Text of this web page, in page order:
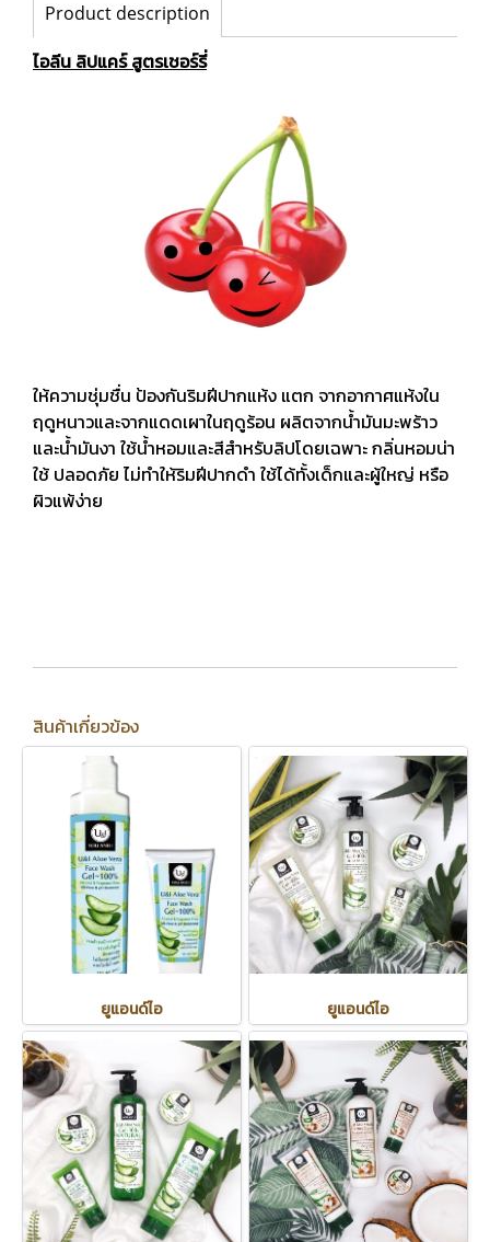
Product description
ไอลีน ลิปแคร์ สูตรเชอร์รี่
ให้ความชุ่มชื่น ป้องกันริมฝีปากแห้ง แตก จากอากาศแห้งใน
ฤดูหนาวและจากแดดเผาในฤดูร้อน ผลิตจากน้ำมันมะพร้าว
และน้ำมันงา ใช้น้ำหอมและสีสำหรับลิปโดยเฉพาะ กลิ่นหอมน่า
ใช้ ปลอดภัย ไม่ทำให้ริมฝีปากดำ ใช้ได้ทั้งเด็กและผู้ใหญ่ หรือ
ผิวแพ้ง่าย
สินค้าเกี่ยวข้อง
ยูแอนด์ไอ ยูแอนด์ไอ